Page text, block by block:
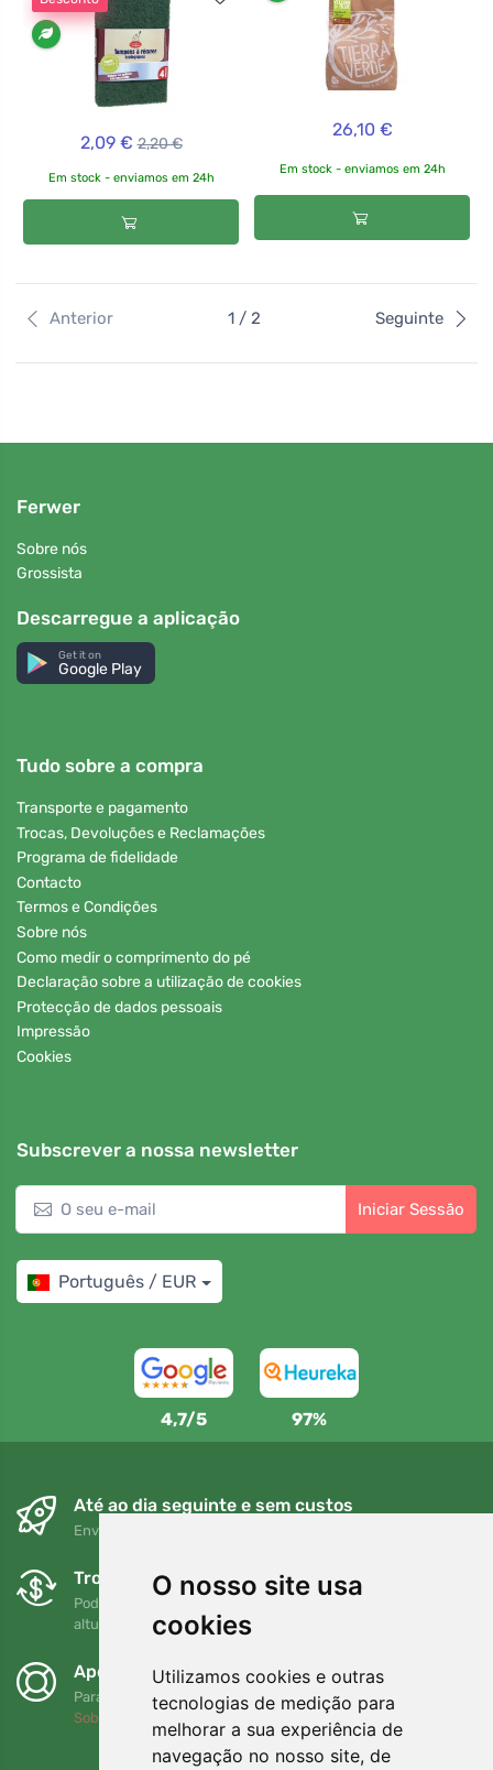
O nosso site usa
cookies
Utilizamos cookies e outras
tecnologias de medição para
melhorar a sua experiência de
navegação no nosso site, de
2,09 € 2,20 €
Em stock - enviamos em 24h
26,10 €
Em stock - enviamos em 24h
Anterior 1 / 2 Seguinte
Ferwer
Sobre nós
Grossista
Descarregue a aplicação
Get it on
Google Play
Tudo sobre a compra
Transporte e pagamento
Trocas, Devoluções e Reclamações
Programa de fidelidade
Contacto
Termos e Condições
Sobre nós
Como medir o comprimento do pé
Declaração sobre a utilização de cookies
Protecção de dados pessoais
Impressão
Cookies
Subscrever a nossa newsletter
Iniciar Sessão
Português / EUR
4,7/5 97%
Até ao dia seguinte e sem custos
Envio gratuito para encomendas superiores a 80 EUR
Trocas e devoluções gratuitas
Pode devolver ou trocar a sua encomenda em qualquer
altura no prazo de 90 dias
Apoiamos a Trees.org
Para cada encomenda plantamos uma árvore! Leia mais
Sobre nós